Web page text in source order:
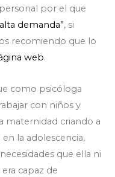
por el que
demanda”, si
recomiendo que lo
web.
como psicóloga
con niños y
maternidad criando a
la adolescencia,
que ella ni
capaz de